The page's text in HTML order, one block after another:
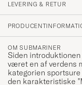
LEVERING & RETUR
OM SUBMARINER
Siden
været en af verdens
kategorien
den karakteristiske